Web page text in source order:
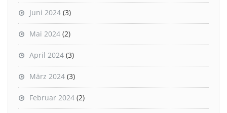
Juni 2024 (3)
Mai 2024 (2)
April 2024 (3)
März 2024 (3)
Februar 2024 (2)